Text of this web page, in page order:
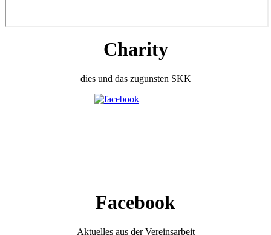
Charity
dies und das zugunsten SKK
Facebook
Aktuelles aus der Vereinsarbeit